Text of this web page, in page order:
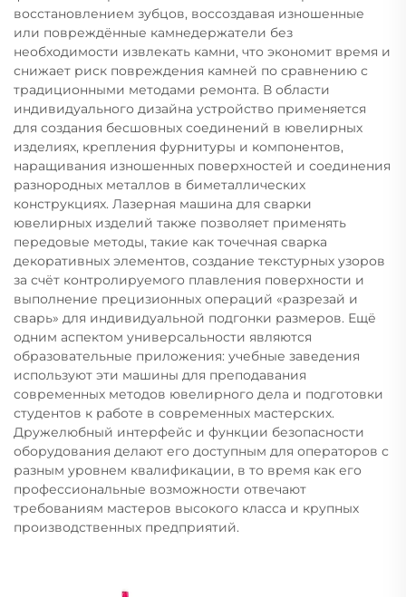
восстановлением зубцов, воссоздавая изношенные
или повреждённые камнедержатели без
необходимости извлекать камни, что экономит время и
снижает риск повреждения камней по сравнению с
традиционными методами ремонта. В области
индивидуального дизайна устройство применяется
для создания бесшовных соединений в ювелирных
изделиях, крепления фурнитуры и компонентов,
наращивания изношенных поверхностей и соединения
разнородных металлов в биметаллических
конструкциях. Лазерная машина для сварки
ювелирных изделий также позволяет применять
передовые методы, такие как точечная сварка
декоративных элементов, создание текстурных узоров
за счёт контролируемого плавления поверхности и
выполнение прецизионных операций «разрезай и
сварь» для индивидуальной подгонки размеров. Ещё
одним аспектом универсальности являются
образовательные приложения: учебные заведения
используют эти машины для преподавания
современных методов ювелирного дела и подготовки
студентов к работе в современных мастерских.
Дружелюбный интерфейс и функции безопасности
оборудования делают его доступным для операторов с
разным уровнем квалификации, в то время как его
профессиональные возможности отвечают
требованиям мастеров высокого класса и крупных
производственных предприятий.